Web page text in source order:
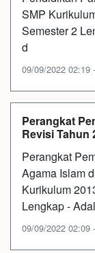
SMP
Semester 2
d
09/09/2022 02:19
Perangkat
Revisi Tahun
Perangkat
Agama Islam
Kurikulum
Lengkap -
09/09/2022 02:09